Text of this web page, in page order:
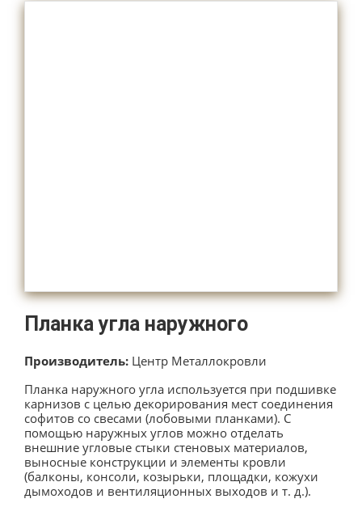
Планка угла наружного
Производитель: Центр Металлокровли
Планка наружного угла используется при подшивке
карнизов с целью декорирования мест соединения
софитов со свесами (лобовыми планками). С
помощью наружных углов можно отделать
внешние угловые стыки стеновых материалов,
выносные конструкции и элементы кровли
(балконы, консоли, козырьки, площадки, кожухи
дымоходов и вентиляционных выходов и т. д.).